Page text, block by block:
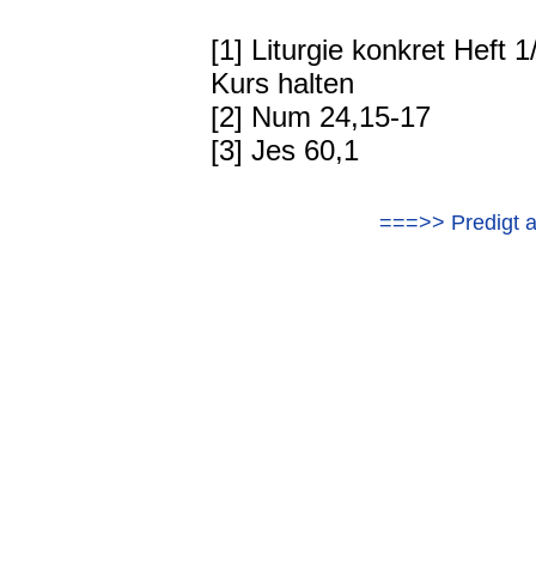
[1] Liturgie konkret Heft
Kurs halten
[2] Num 24,15-17
[3] Jes 60,1
===>> Predigt